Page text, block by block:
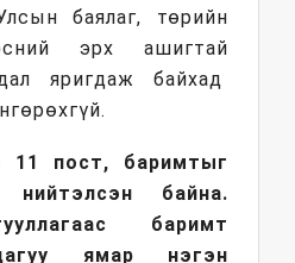
баялаг, төрийн
эрх ашигтай
яригдаж байхад
11 пост, баримтыг
байна.
баримт
ямар нэгэн